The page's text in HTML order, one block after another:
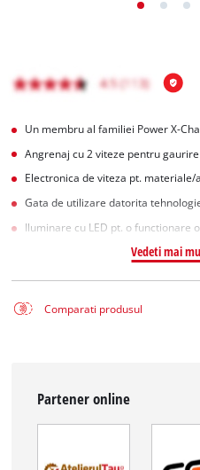
Un membru al familiei Power X-
Angrenaj cu 2 viteze pentru
Electronica de viteza pt.
Gata de utilizare datorita
Iluminare cu LED pt. o functionare
Vedeti mai
Comparati produsul
Partener online